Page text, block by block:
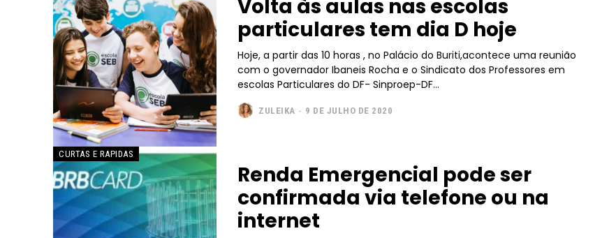
Volta às aulas nas escolas
particulares tem dia D hoje
Hoje, a partir das 10 horas , no Palácio do Buriti,acontece uma reunião
com o governador Ibaneis Rocha e o Sindicato dos Professores em
escolas Particulares do DF- Sinproep-DF...
ZULEIKA - 9 DE JULHO DE 2020
CURTAS E RAPIDAS
Renda Emergencial pode ser
confirmada via telefone ou na
internet